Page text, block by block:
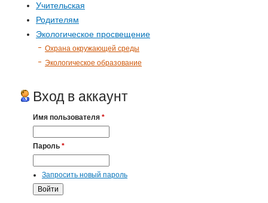
Учительская
Родителям
Экологическое просвещение
Охрана окружающей среды
Экологическое образование
Вход в аккаунт
Имя пользователя *
Пароль *
Запросить новый пароль